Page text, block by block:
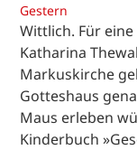
Gestern
Wittlich. Für
Katharina
Markuskirche
Gotteshaus
Maus erleben
Kinderbuch